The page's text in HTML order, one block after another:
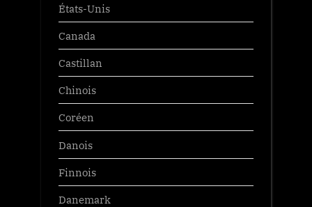
États-Unis
Canada
Castillan
Chinois
Coréen
Danois
Finnois
Danemark